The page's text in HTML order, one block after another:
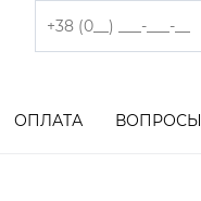
ОПЛАТА ВОПРОСЫ